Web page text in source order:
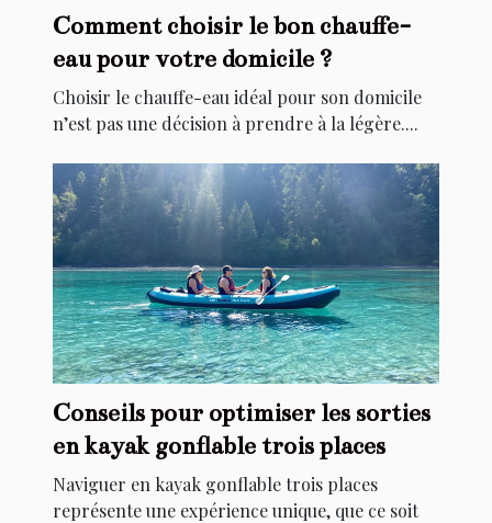
Comment choisir le bon chauffe-
eau pour votre domicile ?
Choisir le chauffe-eau idéal pour son domicile
n’est pas une décision à prendre à la légère....
Conseils pour optimiser les sorties
en kayak gonflable trois places
Naviguer en kayak gonflable trois places
représente une expérience unique, que ce soit